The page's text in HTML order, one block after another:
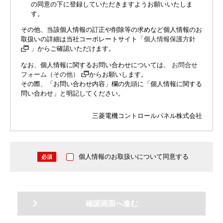
の同意の下に登録していただきますようお願いいたしま
す。
その他、当該個人情報の訂正や削除等の求めなど個人情報のお
取扱いの詳細は当社コーポレートサイト「 個人情報保護方針
」からご確認いただけます。
なお、個人情報に関するお問い合わせについては、 お問合せ
フォーム（その他）
からお願いします。
その際、「お問い合わせ内容」欄の先頭に「個人情報に関する
問い合わせ」と明記してください。
三菱電機コントロールパネル株式会社
必須 個人情報のお取扱いについて同意する
確認画面へ進む